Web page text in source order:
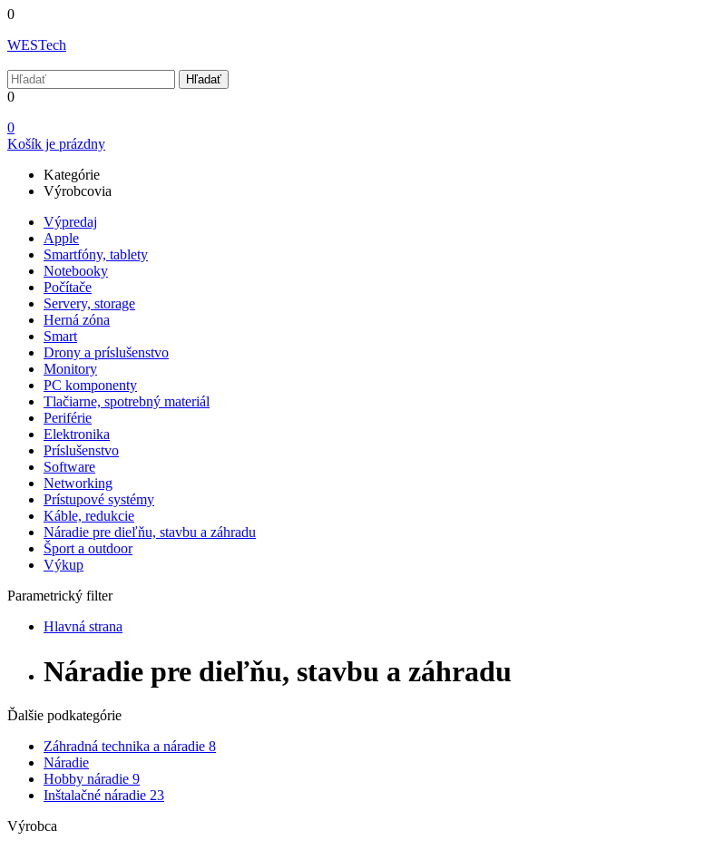
0
WESTech
Hľadať
0
0
Košík je prázdny
Kategórie
Výrobcovia
Výpredaj
Apple
Smartfóny, tablety
Notebooky
Počítače
Servery, storage
Herná zóna
Smart
Drony a príslušenstvo
Monitory
PC komponenty
Tlačiarne, spotrebný materiál
Periférie
Elektronika
Príslušenstvo
Software
Networking
Prístupové systémy
Káble, redukcie
Náradie pre dieľňu, stavbu a záhradu
Šport a outdoor
Výkup
Parametrický filter
Hlavná strana
Náradie pre dieľňu, stavbu a záhradu
Ďalšie podkategórie
Záhradná technika a náradie 8
Náradie
Hobby náradie 9
Inštalačné náradie 23
Výrobca